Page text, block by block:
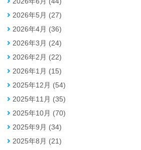
2026年5月 (27)
2026年4月 (36)
2026年3月 (24)
2026年2月 (22)
2026年1月 (15)
2025年12月 (54)
2025年11月 (35)
2025年10月 (70)
2025年9月 (34)
2025年8月 (21)